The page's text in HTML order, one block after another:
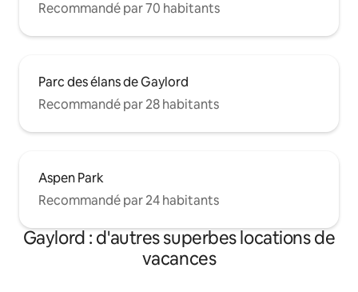
Recommandé par 70 habitants
Parc des élans de Gaylord
Recommandé par 28 habitants
Aspen Park
Recommandé par 24 habitants
Gaylord : d'autres superbes locations de
vacances